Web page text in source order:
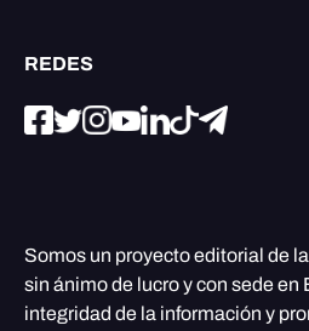
REDES
Somos un proyecto editorial de la
sin ánimo de lucro y con sede en
integridad de la información y